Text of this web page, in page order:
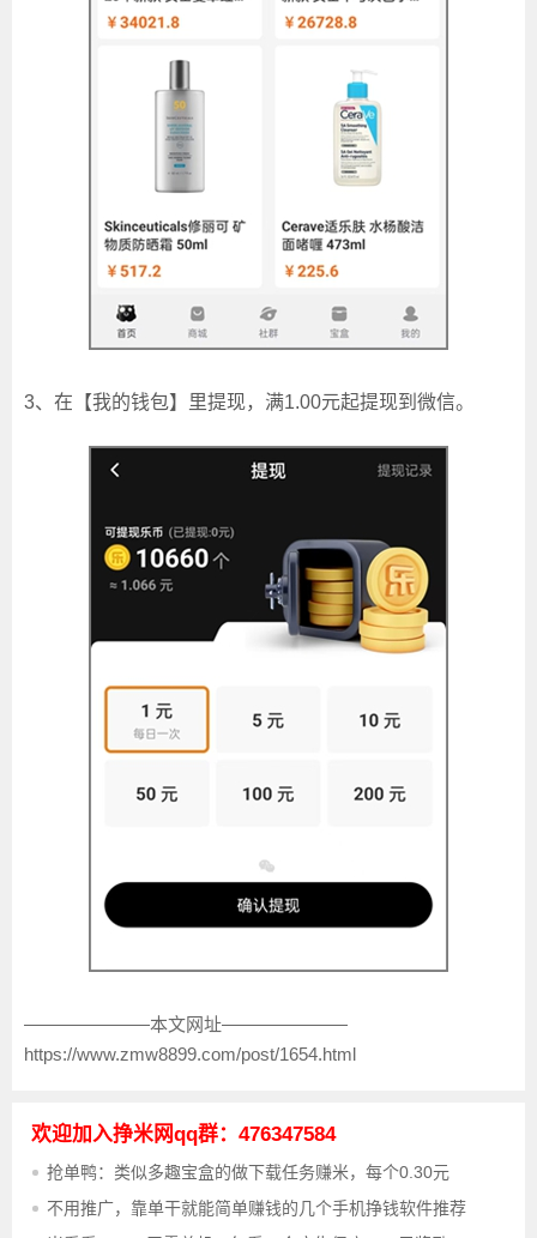
3、在【我的钱包】里提现，满1.00元起提现到微信。
———————本文网址———————
https://www.zmw8899.com/post/1654.html
欢迎加入挣米网qq群：476347584
抢单鸭：类似多趣宝盒的做下载任务赚米，每个0.30元
不用推广，靠单干就能简单赚钱的几个手机挣钱软件推荐